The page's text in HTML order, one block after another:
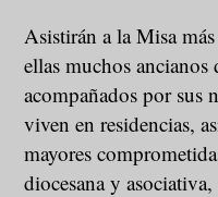
Asistirán a la Misa
ellas muchos
acompañados por sus
viven en residencias,
mayores
diocesana y